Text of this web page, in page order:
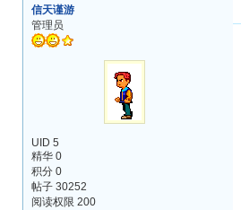
信天谨游
管理员
UID 5
精华 0
积分 0
帖子 30252
阅读权限 200